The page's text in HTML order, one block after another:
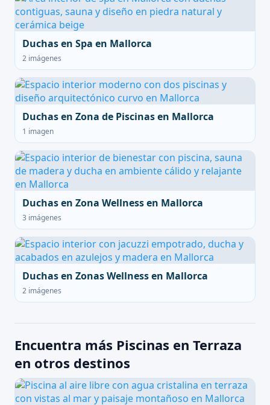
Duchas en Spa en Mallorca
2 imágenes
Duchas en Zona de Piscinas en Mallorca
1 imagen
Duchas en Zona Wellness en Mallorca
3 imágenes
Duchas en Zonas Wellness en Mallorca
2 imágenes
Encuentra más Piscinas en Terraza
en otros destinos